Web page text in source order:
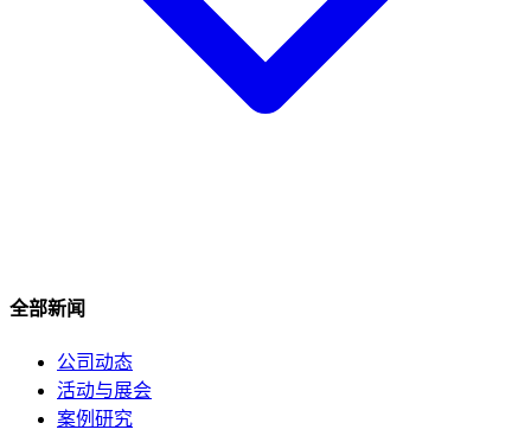
全部新闻
公司动态
活动与展会
案例研究